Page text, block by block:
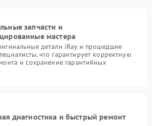
запчасти и
мастера
детали iRay и прошедшие
что гарантирует корректную
и сохранение гарантийных
диагностика и быстрый ремонт